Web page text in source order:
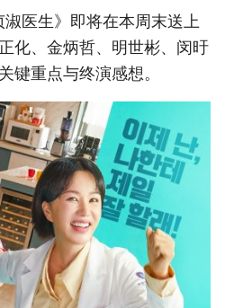
医生》即将在本周末送上
化、金炳哲、明世彬、闵旴
键重点与终演感想。